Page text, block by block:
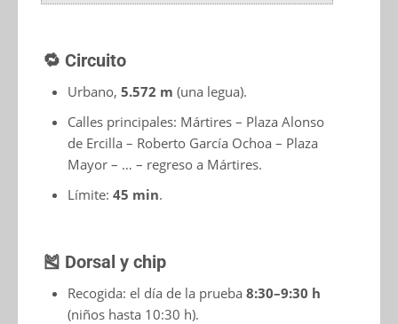
🔁 Circuito
Urbano, 5.572 m (una legua).
Calles principales: Mártires – Plaza Alonso
de Ercilla – Roberto García Ochoa – Plaza
Mayor – … – regreso a Mártires.
Límite: 45 min.
🎽 Dorsal y chip
Recogida: el día de la prueba 8:30–9:30 h
(niños hasta 10:30 h).